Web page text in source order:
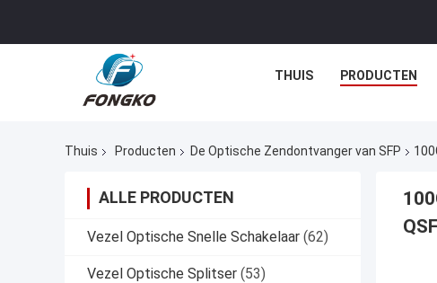
THUIS PRODUCTEN
Thuis Producten De Optische Zendontvanger van SFP
ALLE PRODUCTEN
Vezel Optische Snelle Schakelaar (62)
Vezel Optische Splitser (53)